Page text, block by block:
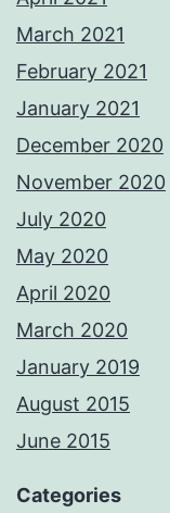
March 2021
February 2021
January 2021
December 2020
November 2020
July 2020
May 2020
April 2020
March 2020
January 2019
August 2015
June 2015
Categories